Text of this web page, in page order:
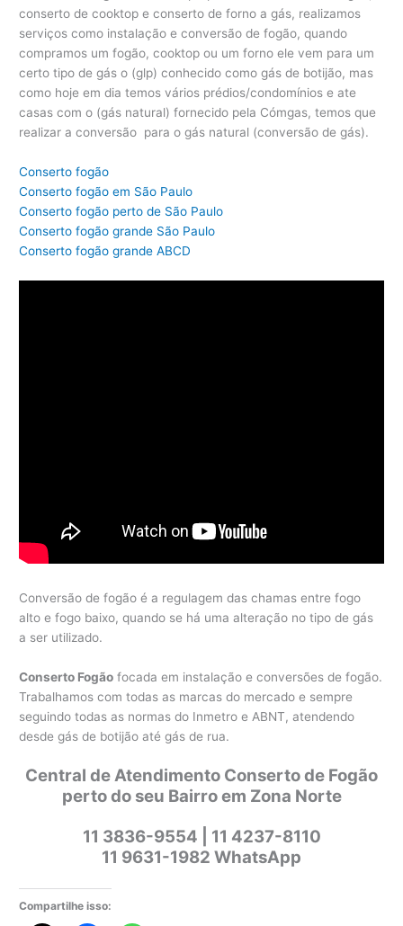
conserto de cooktop e conserto de forno a gás, realizamos
serviços como instalação e conversão de fogão, quando
compramos um fogão, cooktop ou um forno ele vem para um
certo tipo de gás o (glp) conhecido como gás de botijão, mas
como hoje em dia temos vários prédios/condomínios e ate
casas com o (gás natural) fornecido pela Cómgas, temos que
realizar a conversão para o gás natural (conversão de gás).
Conserto fogão
Conserto fogão em São Paulo
Conserto fogão perto de São Paulo
Conserto fogão grande São Paulo
Conserto fogão grande ABCD
Conversão de fogão é a regulagem das chamas entre fogo
alto e fogo baixo, quando se há uma alteração no tipo de gás
a ser utilizado.
Conserto Fogão focada em instalação e conversões de fogão.
Trabalhamos com todas as marcas do mercado e sempre
seguindo todas as normas do Inmetro e ABNT, atendendo
desde gás de botijão até gás de rua.
Central de Atendimento Conserto de Fogão
perto do seu Bairro em Zona Norte
11 3836-9554 | 11 4237-8110
11 9631-1982 WhatsApp
Compartilhe isso: